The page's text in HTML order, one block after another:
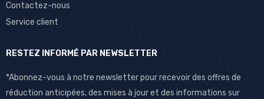
Contactez-nous
Service client
RESTEZ INFORMÉ PAR NEWSLETTER
*Abonnez-vous à notre newsletter pour recevoir des offres de
réduction anticipées, des mises à jour et des informations sur